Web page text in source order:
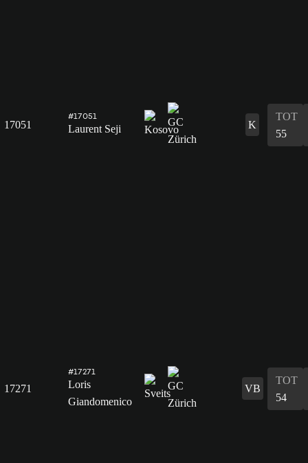
17051
#17051
Laurent Seji K
TOT
55
17271
#17271
Loris
Giandomenico
VB
TOT
54